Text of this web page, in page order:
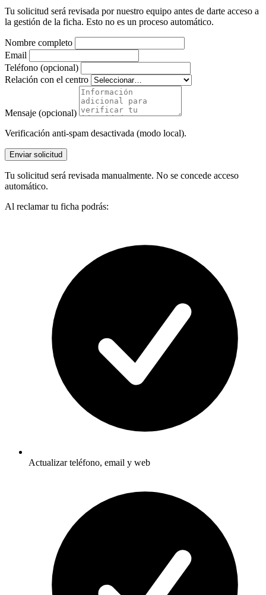
Tu solicitud será revisada por nuestro equipo antes de darte acceso a
la gestión de la ficha. Esto no es un proceso automático.
Nombre completo
Email
Teléfono (opcional)
Relación con el centro
Mensaje (opcional)
Verificación anti-spam desactivada (modo local).
Enviar solicitud
Tu solicitud será revisada manualmente. No se concede acceso
automático.
Al reclamar tu ficha podrás:
Actualizar teléfono, email y web